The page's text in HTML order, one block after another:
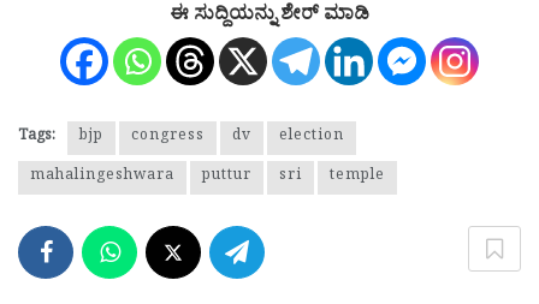
ಈ ಸುದ್ದಿಯನ್ನು ಶೇರ್ ಮಾಡಿ
Tags: bjp congress dv
election
mahalingeshwara
puttur sri temple